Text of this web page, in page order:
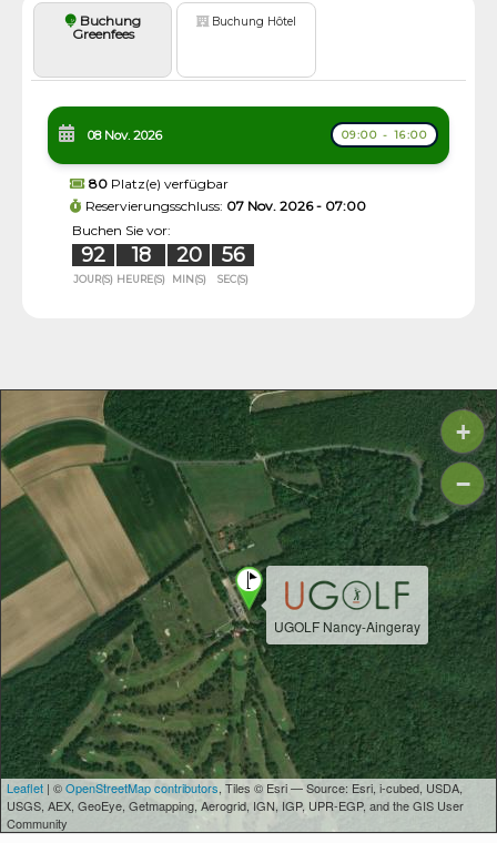
Buchung
Greenfees
Buchung Hôtel
08 Nov. 2026 09:00 - 16:00
80 Platz(e) verfügbar
Reservierungsschluss: 07 Nov. 2026 - 07:00
Buchen Sie vor:
92 18 20 56
JOUR(S) HEURE(S) MIN(S) SEC(S)
UGOLF Nancy-Aingeray
+
−
Leaflet | ©OpenStreetMap contributors, Tiles © Esri — Source: Esri, i-cubed, USDA,
USGS, AEX, GeoEye, Getmapping, Aerogrid, IGN, IGP, UPR-EGP, and the GIS User
Community